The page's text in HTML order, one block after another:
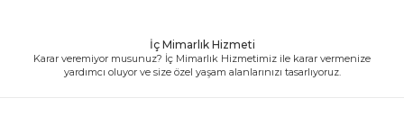
İç Mimarlık Hizmeti
Karar veremiyor musunuz? İç Mimarlık Hizmetimiz ile karar vermenize
yardımcı oluyor ve size özel yaşam alanlarınızı tasarlıyoruz.